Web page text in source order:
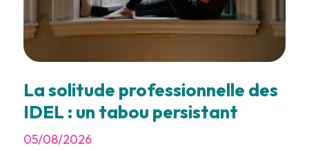
La solitude professionnelle des
IDEL : un tabou persistant
05/08/2026